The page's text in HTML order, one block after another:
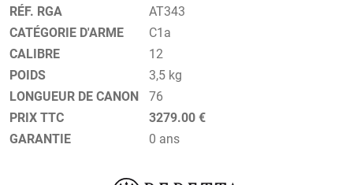
RÉF. RGA
AT343
CATÉGORIE D'ARME
C1a
CALIBRE
12
POIDS
3,5 kg
LONGUEUR DE CANON
76
PRIX TTC
3279.00 €
GARANTIE
0 ans